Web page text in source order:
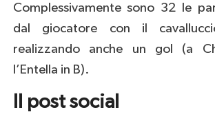
Complessivamente sono 32 le
dal giocatore con il
realizzando anche un gol (a
l’Entella in B).
Il post social